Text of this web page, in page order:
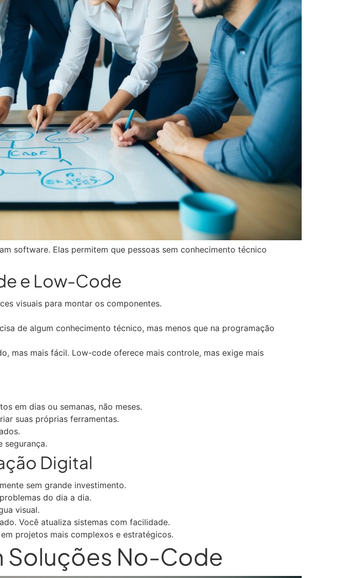
software. Elas permitem que pessoas sem conhecimento técnico
e Low-Code
visuais para montar os componentes.
de algum conhecimento técnico, mas menos que na programação
mas mais fácil. Low-code oferece mais controle, mas exige mais
em dias ou semanas, não meses.
suas próprias ferramentas.
segurança.
Digital
sem grande investimento.
do dia a dia.
visual.
Você atualiza sistemas com facilidade.
projetos mais complexos e estratégicos.
Soluções No-Code